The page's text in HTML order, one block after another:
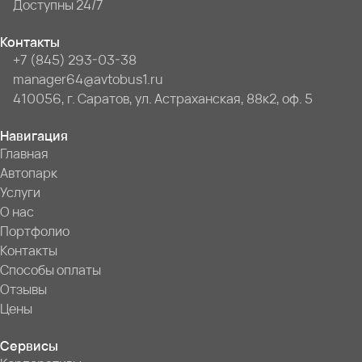
Доступны 24/7
Контакты
+7 (845) 293-03-38
manager64@avtobus1.ru
410056, г. Саратов, ул. Астраханская, 88к2, оф. 5
Навигация
Главная
Автопарк
Услуги
О нас
Портфолио
Контакты
Способы оплаты
Отзывы
Цены
Сервисы